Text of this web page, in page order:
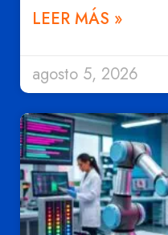
LEER MÁS »
agosto 5, 2026